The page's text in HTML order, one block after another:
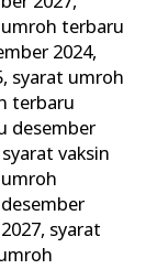
terbaru
2024,
, syarat umroh
terbaru
desember
syarat vaksin
, syarat